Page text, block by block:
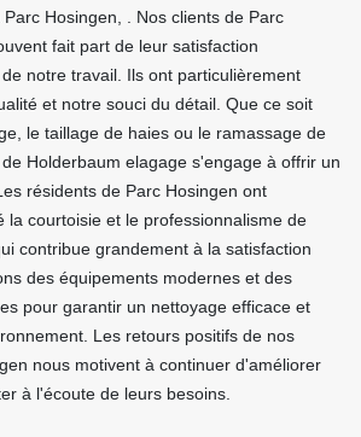
Hosingen, . Nos clients de Parc
fait part de leur satisfaction
notre travail. Ils ont particulièrement
et notre souci du détail. Que ce soit
le taillage de haies ou le ramassage de
Holderbaum elagage s'engage à offrir un
résidents de Parc Hosingen ont
la courtoisie et le professionnalisme de
contribue grandement à la satisfaction
des équipements modernes et des
pour garantir un nettoyage efficace et
Les retours positifs de nos
nous motivent à continuer d'améliorer
à l'écoute de leurs besoins.